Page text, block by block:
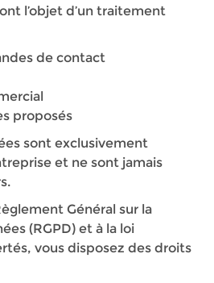
l’objet d’un traitement
de contact
proposés
sont exclusivement
et ne sont jamais
Général sur la
(RGPD) et à la loi
vous disposez des droits